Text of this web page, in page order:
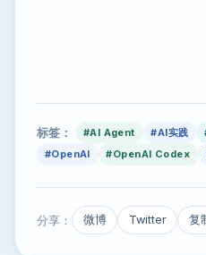
标签： #AI Agent #AI实践
#OpenAI
#OpenAI Codex
分享： 微博 Twitter 复